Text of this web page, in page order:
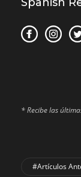
* Recibe las
#Artículos